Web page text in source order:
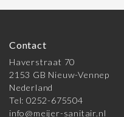
Contact
Haverstraat 70
2153 GB Nieuw-Vennep
Nederland
Tel: 0252-675504
info@meijer-sanitair.nl